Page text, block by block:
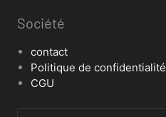
Société
contact
Politique de confidentialité
CGU